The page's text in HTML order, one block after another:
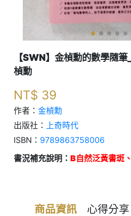
【SWN】金楨勳的數學隨筆
楨勳
NT$ 39
作者： 金楨勳
出版社：
上奇時代
ISBN： 9789863758006
書況補充說明： B自然泛黃書斑
商品資訊 心得分享